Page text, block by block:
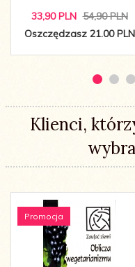
33,90 PLN 54,90 PLN
Oszczędzasz 21.00 PLN
Klienci,
Promocja